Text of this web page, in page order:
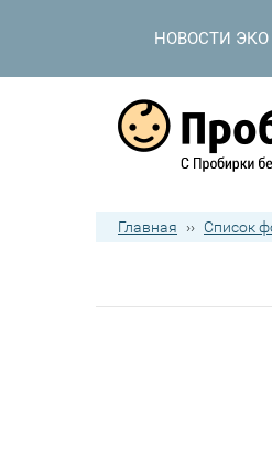
НОВОСТИ ЭКО
Главная ›› Список